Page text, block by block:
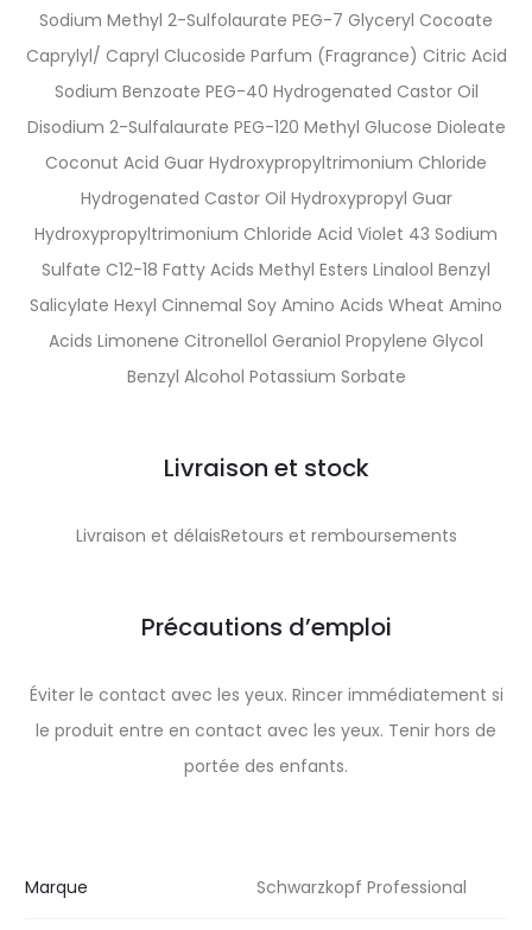
Sodium Methyl 2-Sulfolaurate PEG-7 Glyceryl Cocoate
Caprylyl/ Capryl Clucoside Parfum (Fragrance) Citric Acid
Sodium Benzoate PEG-40 Hydrogenated Castor Oil
Disodium 2-Sulfalaurate PEG-120 Methyl Glucose Dioleate
Coconut Acid Guar Hydroxypropyltrimonium Chloride
Hydrogenated Castor Oil Hydroxypropyl Guar
Hydroxypropyltrimonium Chloride Acid Violet 43 Sodium
Sulfate C12-18 Fatty Acids Methyl Esters Linalool Benzyl
Salicylate Hexyl Cinnemal Soy Amino Acids Wheat Amino
Acids Limonene Citronellol Geraniol Propylene Glycol
Benzyl Alcohol Potassium Sorbate
Livraison et stock
Livraison et délaisRetours et remboursements
Précautions d’emploi
Éviter le contact avec les yeux. Rincer immédiatement si
le produit entre en contact avec les yeux. Tenir hors de
portée des enfants.
Marque Schwarzkopf Professional